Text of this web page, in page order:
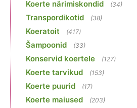
Koerte närimiskondid (34)
Transpordikotid (38)
Koeratoit (417)
Šampoonid (33)
Konservid koertele (127)
Koerte tarvikud (153)
Koerte puurid (17)
Koerte maiused (203)